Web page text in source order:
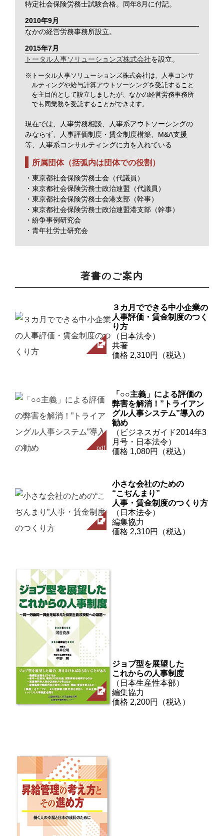
特定社会保険労務士試験合格。同年8月に付記。
2010年9月
なかの経営労務事務所設立。
2015年7月
トータル人事ソリューションズ株式会社を設立。
※トータル人事ソリューションズ株式会社は、人事コンサ
ルティングや給与計算アウトソーシングを受託すること
を主目的として設立しましたが、なかの経営労務事務所
でも同業務を受託することができます。
現在では、人事労務相談、人事系アウトソーシングの
みならず、人事評価制度・賃金制度構築、M&A支援
等、人事系コンサルティングに力を入れている
所属団体（括弧内は団体での役割）
・東京都社会保険労務士会（代議員）
・東京都社会保険労務士政治連盟（代議員）
・東京都社会保険労務士会港支部（幹事）
・東京都社会保険労務士政治連盟港支部（幹事）
・紛争事例研究会
・青年社労士研究会
著書のご案内
３カ月でできる中小企業の
人事評価・賃金制度のつく
り方
（日本法令）
共著
価格 2,310円（税込）
「○○主義」による評価の
弊害を解消！”トライアン
グル人事システム”導入の
勧め
（ビジネスガイド2014年3
月号・日本法令）
価格 1,080円（税込）
小さな会社のための
“こぢんまり”
人事・賃金制度のつくり方
（日本法令）
編集協力
価格 2,310円（税込）
ジョブ型を展望した
これからの人事制度
（日本生産性本部）
編集協力
価格 2,200円（税込）